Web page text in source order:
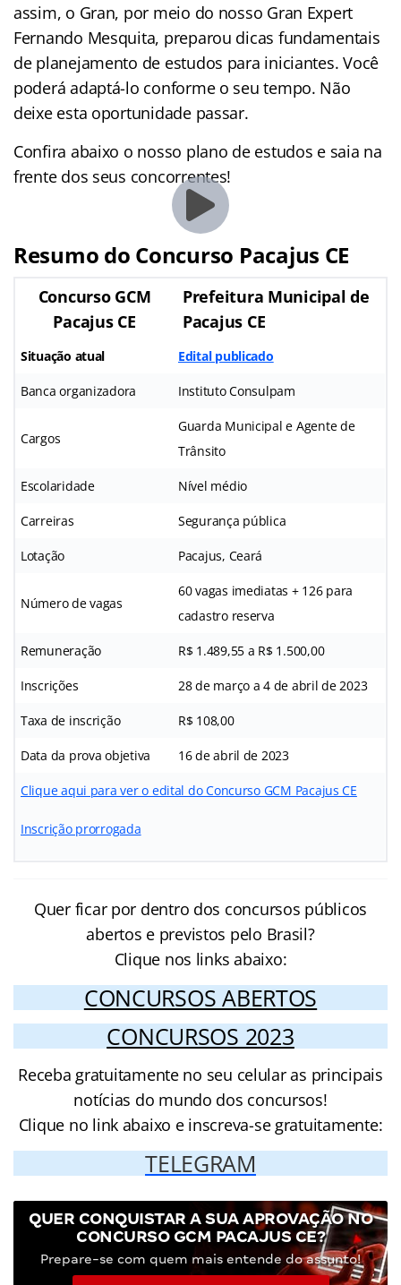
assim, o Gran, por meio do nosso Gran Expert
Fernando Mesquita, preparou dicas fundamentais
de planejamento de estudos para iniciantes. Você
poderá adaptá-lo conforme o seu tempo. Não
deixe esta oportunidade passar.
Confira abaixo o nosso plano de estudos e saia na
frente dos seus concorrentes!
Resumo do Concurso Pacajus CE
Concurso GCM
Pacajus CE
Prefeitura Municipal de
Pacajus CE
Situação atual Edital publicado
Banca organizadora Instituto Consulpam
Cargos
Guarda Municipal e Agente de
Trânsito
Escolaridade Nível médio
Carreiras Segurança pública
Lotação Pacajus, Ceará
Número de vagas
60 vagas imediatas + 126 para
cadastro reserva
Remuneração R$ 1.489,55 a R$ 1.500,00
Inscrições 28 de março a 4 de abril de 2023
Taxa de inscrição R$ 108,00
Data da prova objetiva 16 de abril de 2023
Clique aqui para ver o edital do Concurso GCM Pacajus CE
Inscrição prorrogada
Quer ficar por dentro dos concursos públicos
abertos e previstos pelo Brasil?
Clique nos links abaixo:
CONCURSOS ABERTOS
CONCURSOS 2023
Receba gratuitamente no seu celular as principais
notícias do mundo dos concursos!
Clique no link abaixo e inscreva-se gratuitamente:
TELEGRAM
QUER CONQUISTAR A SUA APROVAÇÃO NO
CONCURSO GCM PACAJUS CE?
Prepare-se com quem mais entende do assunto!